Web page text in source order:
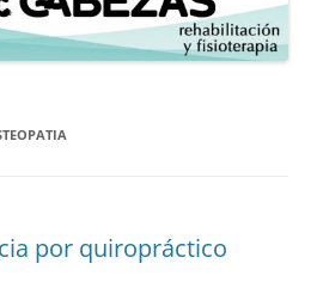
por quiropráctico